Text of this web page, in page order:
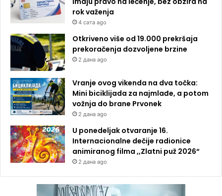
rok važenja
4 сата ago
Otkriveno više od 19.000 prekršaja
prekoračenja dozvoljene brzine
2 дана ago
Vranje ovog vikenda na dva točka:
Mini biciklijada za najmlađe, a potom
vožnja do brane Prvonek
2 дана ago
U ponedeljak otvaranje 16.
Internacionalne dečije radionice
animiranog filma ,,Zlatni puž 2026“
2 дана ago